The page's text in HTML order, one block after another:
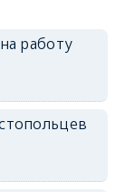
работу